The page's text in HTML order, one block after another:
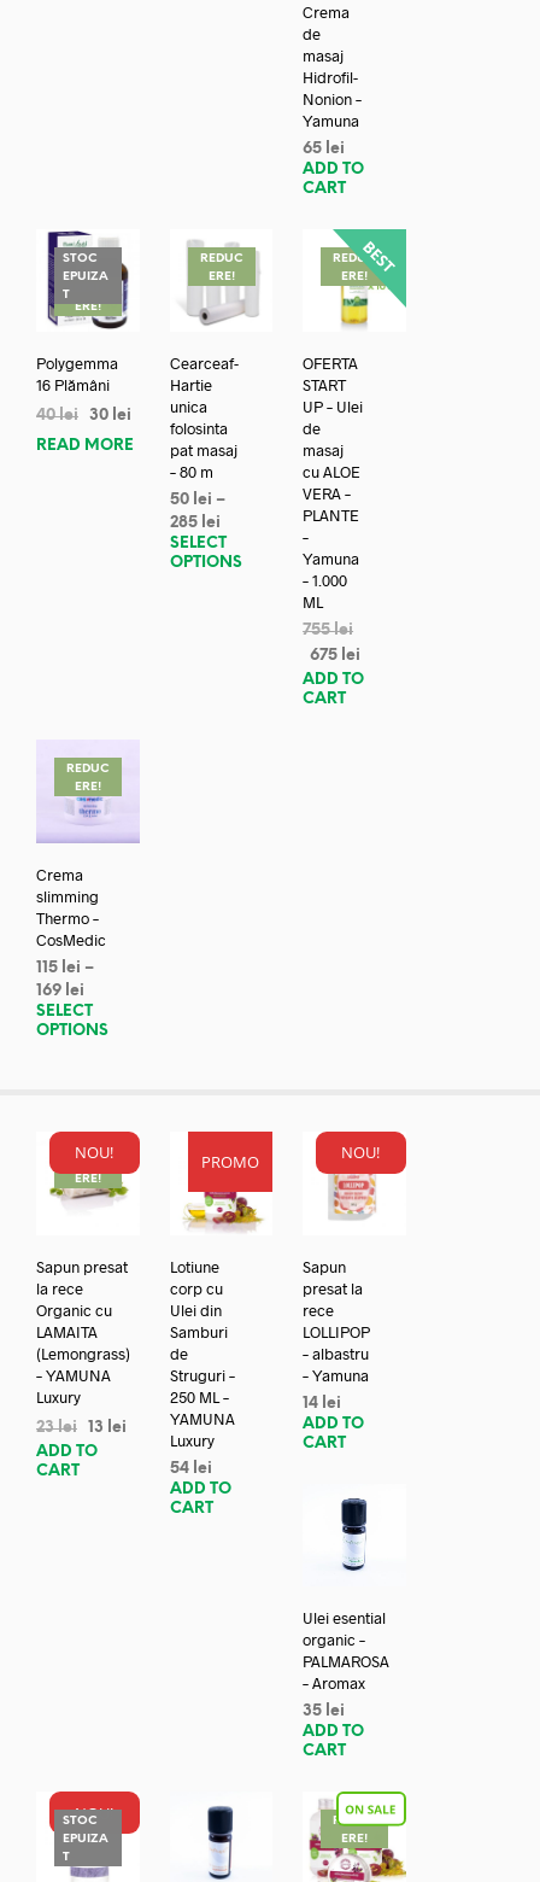
Crema
de
masaj
Hidrofil-
Nonion –
Yamuna
65 lei
ADD TO
CART
STOC
EPUIZA
TREDUC
ERE!
Polygemma
16 Plămâni
40lei 30 lei
READ MORE
REDUC
ERE!
Cearceaf-
Hartie
unica
folosinta
pat masaj
– 80 m
50 lei –
285 lei
SELECT
OPTIONS
REDUC
ERE!
OFERTA
START
UP – Ulei
de
masaj
cu ALOE
VERA –
PLANTE
–
Yamuna
– 1.000
ML
755lei
675 lei
ADD TO
CART
REDUC
ERE!
Crema
slimming
Thermo –
CosMedic
115 lei –
169 lei
SELECT
OPTIONS
NOU!
REDUC
ERE!
Sapun presat
la rece
Organic cu
LAMAITA
(Lemongrass)
– YAMUNA
Luxury
23lei 13
lei
ADD TO
CART
PROMO
Lotiune
corp cu
Ulei din
Samburi
de
Struguri –
250 ML –
YAMUNA
Luxury
54 lei
ADD TO
CART
NOU!
Sapun
presat la
rece
LOLLIPOP
– albastru
– Yamuna
14 lei
ADD TO
CART
Ulei esential
organic –
PALMAROSA
– Aromax
35 lei
ADD TO
CART
NOU!
STOC
EPUIZA
T
REDUC
ERE!